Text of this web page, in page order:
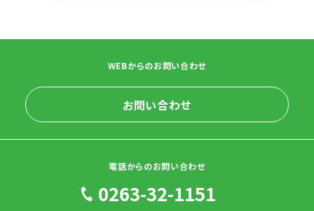
WEBからのお問い合わせ
お問い合わせ
電話からのお問い合わせ
0263-32-1151